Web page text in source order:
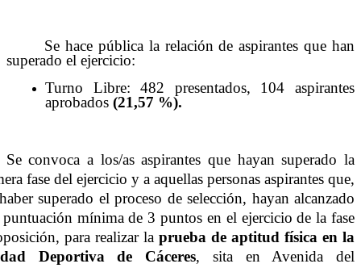
Se hace pública la relación de aspirantes que han
superado el ejercicio:
Turno Libre: 482 presentados, 104 aspirantes
aprobados (21,57 %).
Se convoca a los/as aspirantes que hayan superado la
fase del ejercicio y a aquellas personas aspirantes que,
superado el proceso de selección, hayan alcanzado
puntuación mínima de 3 puntos en el ejercicio de la fase
para realizar la prueba de aptitud física en la
Deportiva de Cáceres, sita en Avenida del